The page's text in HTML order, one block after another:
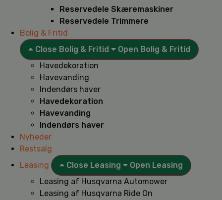
Reservedele Skæremaskiner
Reservedele Trimmere
Bolig & Fritid
Close Bolig & Fritid
Open Bolig & Fritid
Havedekoration
Havevanding
Indendørs haver
Havedekoration
Havevanding
Indendørs haver
Nyheder
Restsalg
Leasing
Close Leasing
Open Leasing
Leasing af Husqvarna Automower
Leasing af Husqvarna Ride On